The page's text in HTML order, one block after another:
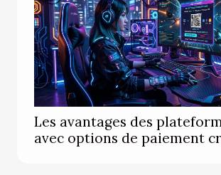
Les avantages des
avec options de paiement